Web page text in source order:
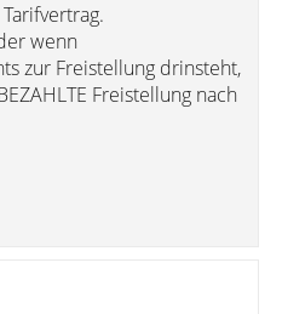
wenn
zur Freistellung drinsteht,
Freistellung nach